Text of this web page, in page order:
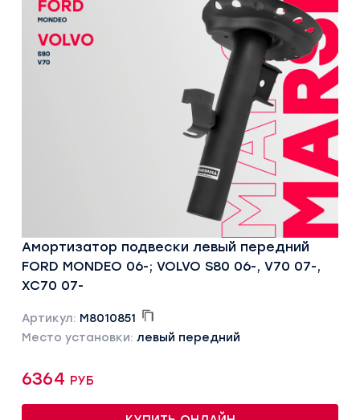
Амортизатор подвески левый передний
FORD MONDEO 06-; VOLVO S80 06-, V70 07-,
XC70 07-
Артикул: M8010851
Место установки: левый передний
6364 руб